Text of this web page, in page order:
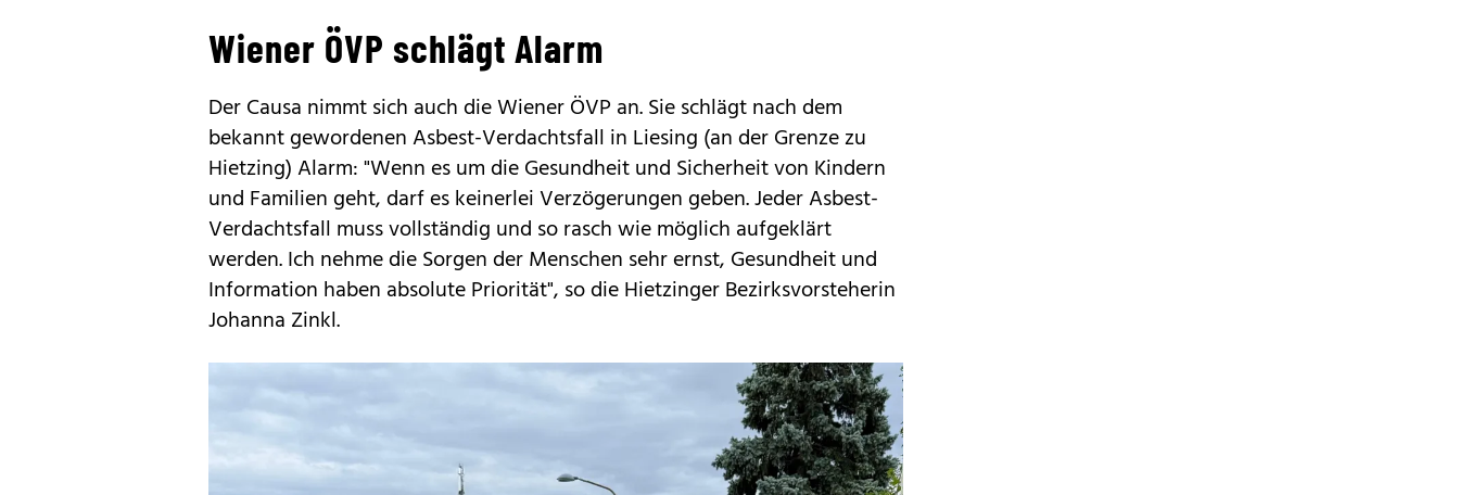
Wiener ÖVP schlägt Alarm
Der Causa nimmt sich auch die Wiener ÖVP an. Sie schlägt nach dem
bekannt gewordenen Asbest-Verdachtsfall in Liesing (an der Grenze zu
Hietzing) Alarm: "Wenn es um die Gesundheit und Sicherheit von Kindern
und Familien geht, darf es keinerlei Verzögerungen geben. Jeder Asbest-
Verdachtsfall muss vollständig und so rasch wie möglich aufgeklärt
werden. Ich nehme die Sorgen der Menschen sehr ernst, Gesundheit und
Information haben absolute Priorität", so die Hietzinger Bezirksvorsteherin
Johanna Zinkl.